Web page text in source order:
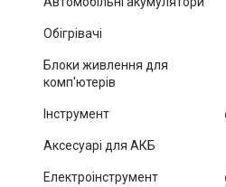
Обігрівачі
Блоки живлення для
комп'ютерів
Інструмент
Аксесуарі для АКБ
Електроінструмент